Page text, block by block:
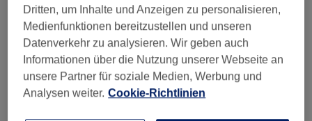
Dritten, um Inhalte und Anzeigen zu personalisieren,
Medienfunktionen bereitzustellen und unseren
Datenverkehr zu analysieren. Wir geben auch
Informationen über die Nutzung unserer Webseite an
unsere Partner für soziale Medien, Werbung und
Analysen weiter. Cookie-Richtlinien